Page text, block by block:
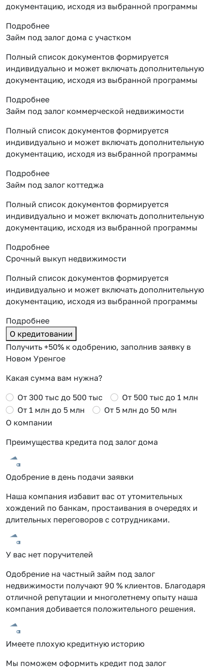
документацию, исходя из выбранной программы
Подробнее
Займ под залог дома с участком
Полный список документов формируется
индивидуально и может включать дополнительную
документацию, исходя из выбранной программы
Подробнее
Займ под залог коммерческой недвижимости
Полный список документов формируется
индивидуально и может включать дополнительную
документацию, исходя из выбранной программы
Подробнее
Займ под залог коттеджа
Полный список документов формируется
индивидуально и может включать дополнительную
документацию, исходя из выбранной программы
Подробнее
Срочный выкуп недвижимости
Полный список документов формируется
индивидуально и может включать дополнительную
документацию, исходя из выбранной программы
Подробнее
О кредитовании
Получить +50% к одобрению, заполнив заявку в
Новом Уренгое
Какая сумма вам нужна?
От 300 тыс до 500 тыс
От 500 тыс до 1 млн
От 1 млн до 5 млн
От 5 млн до 50 млн
О компании
Преимущества кредита под залог дома
Одобрение в день подачи заявки
Наша компания избавит вас от утомительных
хождений по банкам, простаивания в очередях и
длительных переговоров с сотрудниками.
У вас нет поручителей
Одобрение на частный займ под залог
недвижимости получают 90 % клиентов. Благодаря
отличной репутации и многолетнему опыту наша
компания добивается положительного решения.
Имеете плохую кредитную историю
Мы поможем оформить кредит под залог